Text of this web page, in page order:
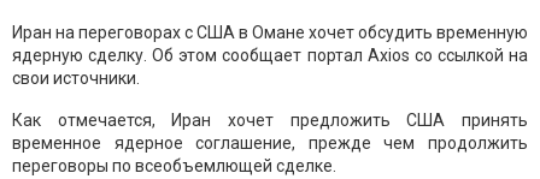
Иран на переговорах с США в Омане хочет обсудить временную
ядерную сделку. Об этом сообщает портал Axios со ссылкой на
свои источники.
Как отмечается, Иран хочет предложить США принять
временное ядерное соглашение, прежде чем продолжить
переговоры по всеобъемлющей сделке.